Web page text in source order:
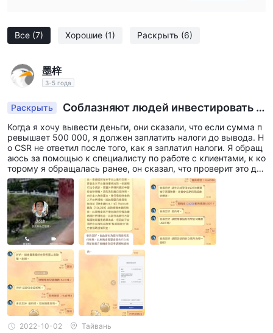
Все (7) Хорошие (1) Раскрыть (6)
墨梓
3-5 года
Раскрыть
Соблазняют людей инвестировать и
не могут вывести деньги
Когда я хочу вывести деньги, они сказали, что если сумма п
ревышает 500 000, я должен заплатить налоги до вывода. Н
о CSR не ответил после того, как я заплатил налоги. Я обращ
аюсь за помощью к специалисту по работе с клиентами, к ко
торому я обращалась ранее, он сказал, что проверит это дл
я меня, а затем удалил все записи чата и исчез.
2022-10-02 Тайвань